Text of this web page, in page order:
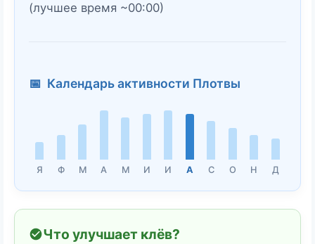
(лучшее время ~00:00)
📅 Календарь активности Плотвы
Я Ф М А М И И А С О Н Д
Что улучшает клёв?